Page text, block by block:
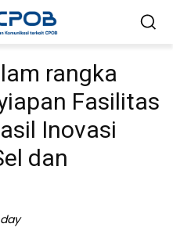
rangka
Fasilitas
Inovasi
dan